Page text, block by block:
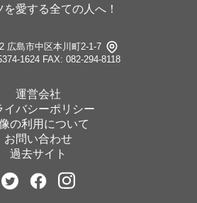
を愛する全ての人へ！
広島市中区本川町2-1-7
1624 FAX: 082-294-8118
運営会社
イバシーポリシー
の利用について
お問い合わせ
過去サイト